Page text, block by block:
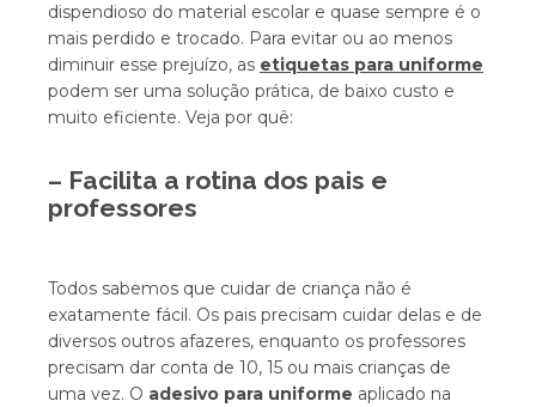
dispendioso do material escolar e quase sempre é o
mais perdido e trocado. Para evitar ou ao menos
diminuir esse prejuízo, as etiquetas para uniforme
podem ser uma solução prática, de baixo custo e
muito eficiente. Veja por quê:
– Facilita a rotina dos pais e
professores
Todos sabemos que cuidar de criança não é
exatamente fácil. Os pais precisam cuidar delas e de
diversos outros afazeres, enquanto os professores
precisam dar conta de 10, 15 ou mais crianças de
uma vez. O adesivo para uniforme aplicado na